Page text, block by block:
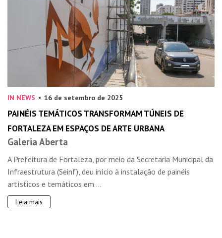
IN NEWS 16 de setembro de 2025
PAINÉIS TEMÁTICOS TRANSFORMAM TÚNEIS DE
FORTALEZA EM ESPAÇOS DE ARTE URBANA
Galeria Aberta
A Prefeitura de Fortaleza, por meio da Secretaria Municipal da
Infraestrutura (Seinf), deu início à instalação de painéis
artísticos e temáticos em ...
Leia mais